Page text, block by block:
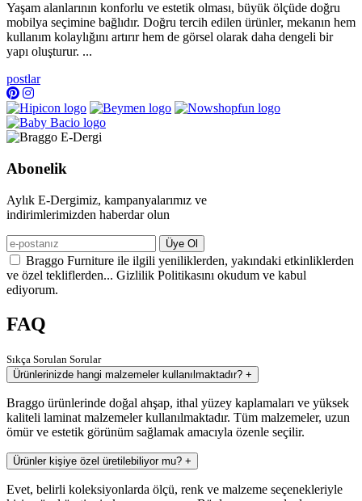
Yaşam alanlarının konforlu ve estetik olması, büyük ölçüde doğru
mobilya seçimine bağlıdır. Doğru tercih edilen ürünler, mekanın hem
kullanım kolaylığını artırır hem de görsel olarak daha dengeli bir
yapı oluşturur. ...
postlar
Abonelik
Aylık E-Dergimiz, kampanyalarımız ve
indirimlerimizden haberdar olun
Üye Ol
Braggo Furniture ile ilgili yeniliklerden, yakındaki etkinliklerden
ve özel tekliflerden... Gizlilik Politikasını okudum ve kabul
ediyorum.
FAQ
Sıkça Sorulan Sorular
Ürünlerinizde hangi malzemeler kullanılmaktadır? +
Braggo ürünlerinde doğal ahşap, ithal yüzey kaplamaları ve yüksek
kaliteli laminat malzemeler kullanılmaktadır. Tüm malzemeler, uzun
ömür ve estetik görünüm sağlamak amacıyla özenle seçilir.
Ürünler kişiye özel üretilebiliyor mu? +
Evet, belirli koleksiyonlarda ölçü, renk ve malzeme seçenekleriyle